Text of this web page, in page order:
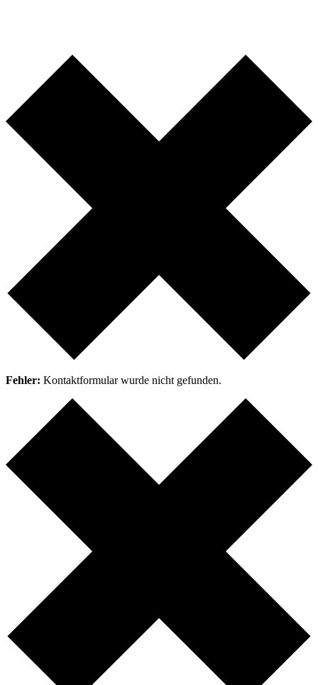
Fehler: Kontaktformular wurde nicht gefunden.